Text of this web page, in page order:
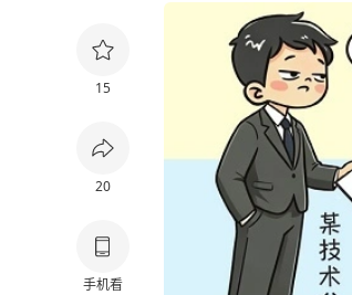
15
20
手机看